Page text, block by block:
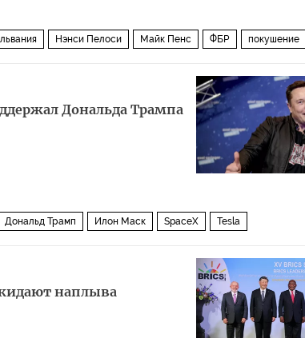
Нэнси Пелоси Майк Пенс ФБР покушение
Дональда Трампа
Дональд Трамп Илон Маск SpaceX Tesla
наплыва